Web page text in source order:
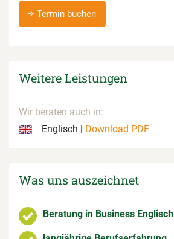
Termin buchen
Weitere Leistungen
Wir beraten auch in:
Englisch |
Download PDF
Was uns auszeichnet
Beratung in Business Englisch